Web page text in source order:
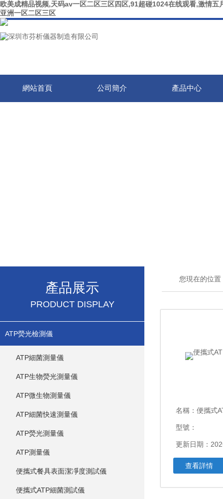
欧美成精品视频,天码av一区二区三区四区,91超碰1024在线观看,激情
亚洲一区二区三区
網站首頁 公司簡介 產品中心
產品展示
PRODUCT DISPLAY
ATP熒光檢測儀
ATP細菌測量儀
ATP生物熒光測量儀
ATP微生物測量儀
ATP細菌快速測量儀
ATP熒光測量儀
ATP測量儀
便攜式餐具表面潔凈度測試儀
便攜式ATP細菌測試儀
您現在的位置
名稱： 便攜式
型號：
更新日期：
查看詳情